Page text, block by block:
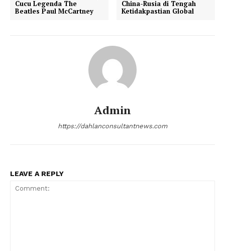
Cucu Legenda The
Beatles Paul McCartney
China-Rusia di Tengah
Ketidakpastian Global
Admin
https://dahlanconsultantnews.com
LEAVE A REPLY